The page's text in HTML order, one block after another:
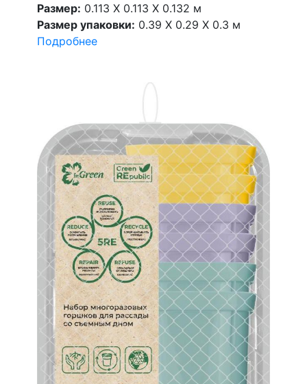
Размер: 0.113 X 0.113 X 0.132 м
Размер упаковки: 0.39 X 0.29 X 0.3 м
Подробнее